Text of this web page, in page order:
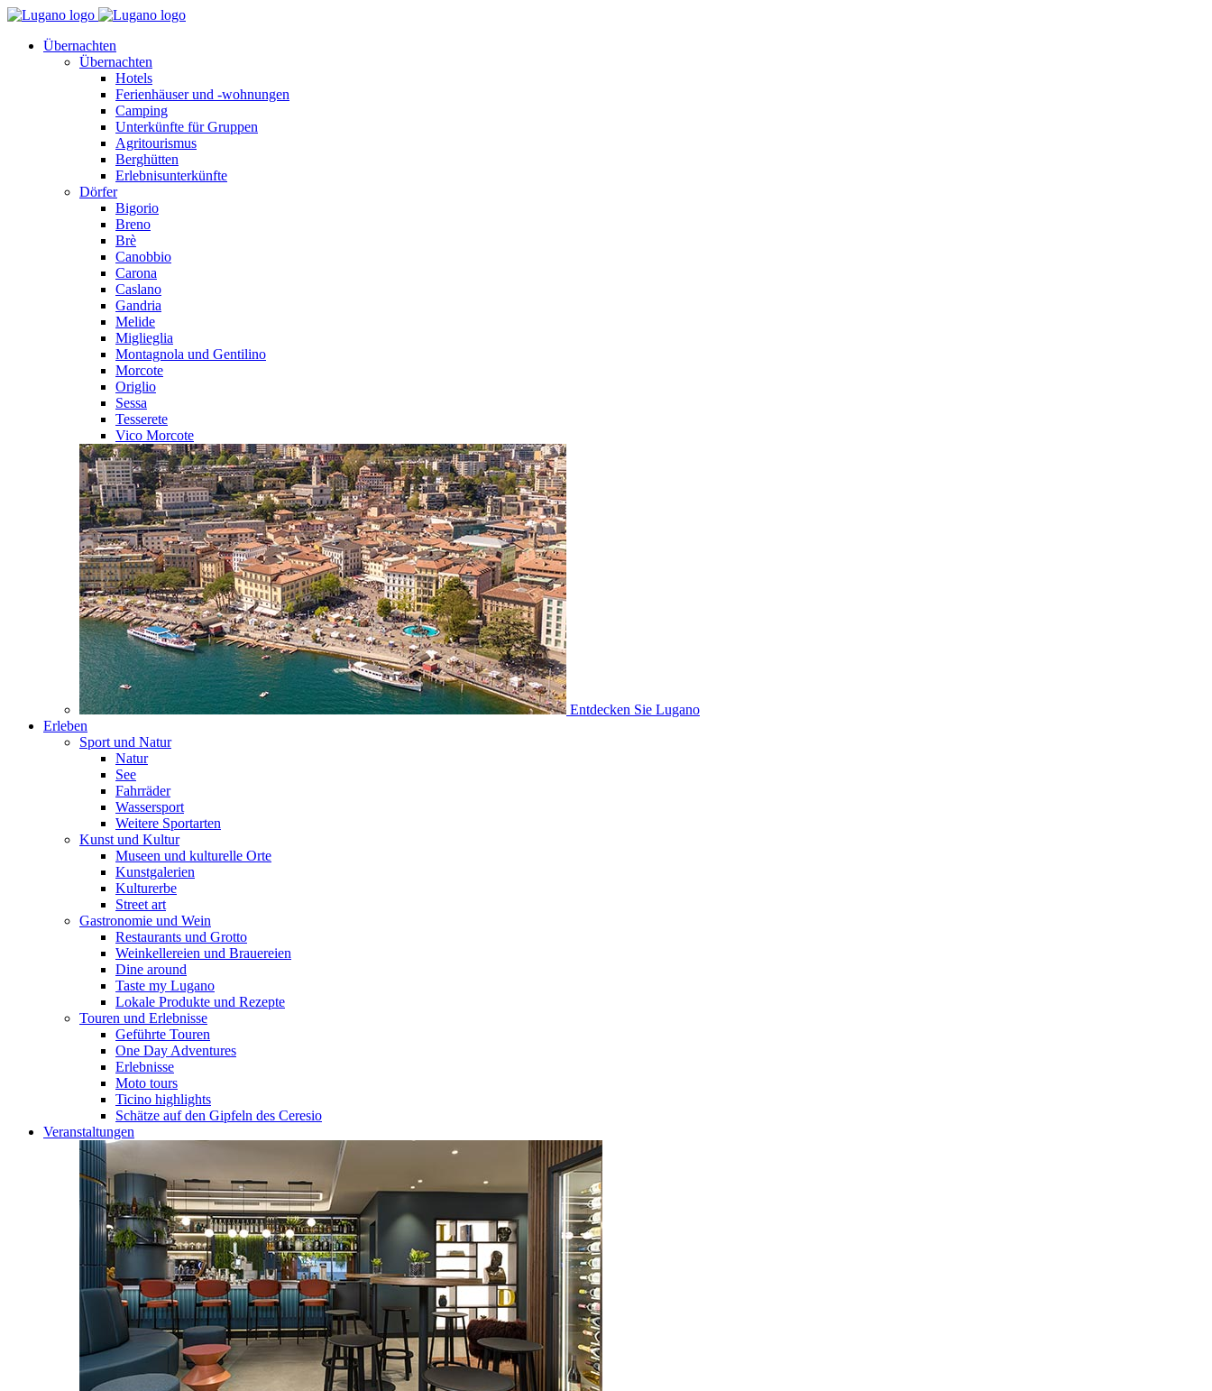
Übernachten
Übernachten
Hotels
Ferienhäuser und -wohnungen
Camping
Unterkünfte für Gruppen
Agritourismus
Berghütten
Erlebnisunterkünfte
Dörfer
Bigorio
Breno
Brè
Canobbio
Carona
Caslano
Gandria
Melide
Miglieglia
Montagnola und Gentilino
Morcote
Origlio
Sessa
Tesserete
Vico Morcote
Entdecken Sie Lugano
Erleben
Sport und Natur
Natur
See
Fahrräder
Wassersport
Weitere Sportarten
Kunst und Kultur
Museen und kulturelle Orte
Kunstgalerien
Kulturerbe
Street art
Gastronomie und Wein
Restaurants und Grotto
Weinkellereien und Brauereien
Dine around
Taste my Lugano
Lokale Produkte und Rezepte
Touren und Erlebnisse
Geführte Touren
One Day Adventures
Erlebnisse
Moto tours
Ticino highlights
Schätze auf den Gipfeln des Ceresio
Veranstaltungen